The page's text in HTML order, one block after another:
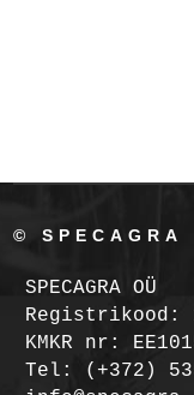
© SPECAGRA
SPECAGRA OÜ
Registrikood:
KMKR nr:
Tel: (+372)